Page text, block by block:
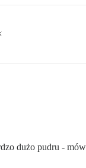
dużo pudru -